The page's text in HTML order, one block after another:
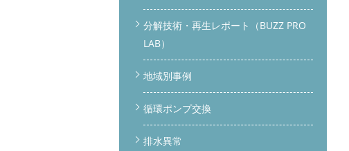
分解技術・再生レポート（BUZZ PRO
LAB）
地域別事例
循環ポンプ交換
排水異常